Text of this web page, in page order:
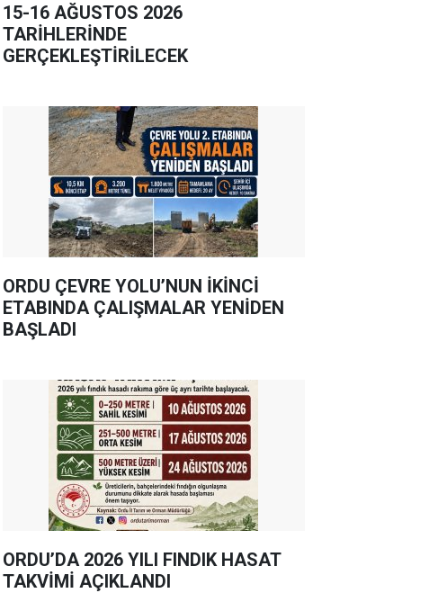
15-16 AĞUSTOS 2026
TARİHLERİNDE
GERÇEKLEŞTİRİLECEK
ORDU ÇEVRE YOLU’NUN İKİNCİ
ETABINDA ÇALIŞMALAR YENİDEN
BAŞLADI
ORDU’DA 2026 YILI FINDIK HASAT
TAKVİMİ AÇIKLANDI